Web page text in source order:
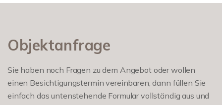
Objektanfrage
Sie haben noch Fragen zu dem Angebot oder wollen
einen Besichtigungstermin vereinbaren, dann füllen Sie
einfach das untenstehende Formular vollständig aus und